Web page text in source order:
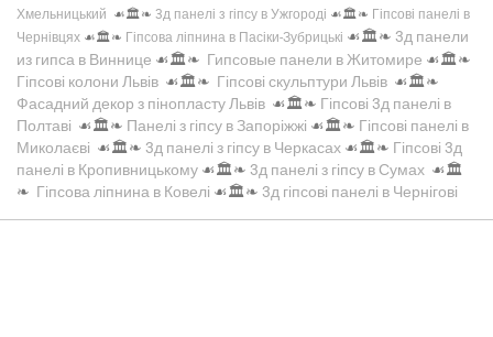
Хмельницький ☙🏛️❧ 3д панелі з гіпсу в Ужгороді ☙🏛️❧ Гіпсові панелі в
Чернівцях ☙🏛️❧ Гіпсова ліпнина в Пасіки-Зубрицькі ☙🏛️❧ 3д панели
из гипса в Виннице ☙🏛️❧ Гипсовые панели в Житомире ☙🏛️❧
Гіпсові колони Львів ☙🏛️❧ Гіпсові скульптури Львів ☙🏛️❧
Фасадний декор з пінопласту Львів ☙🏛️❧ Гіпсові 3д панелі в
Полтаві ☙🏛️❧ Панелі з гіпсу в Запоріжжі ☙🏛️❧ Гіпсові панелі в
Миколаєві ☙🏛️❧ 3д панелі з гіпсу в Черкасах ☙🏛️❧ Гіпсові 3д
панелі в Кропивницькому ☙🏛️❧ 3д панелі з гіпсу в Сумах ☙🏛️
❧ Гіпсова ліпнина в Ковелі ☙🏛️❧ 3д гіпсові панелі в Чернігові